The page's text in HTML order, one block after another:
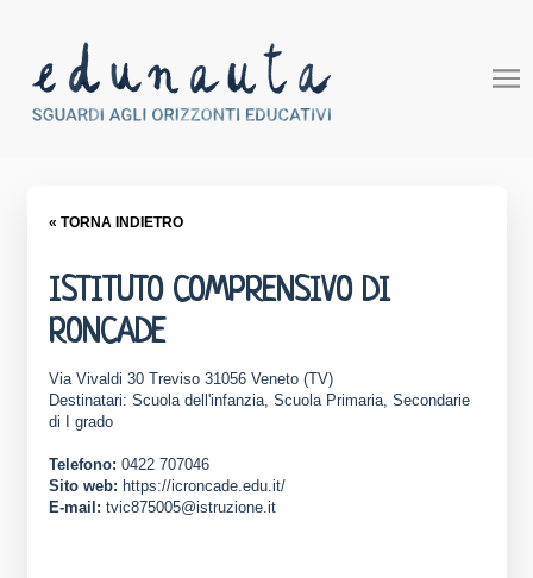
« TORNA INDIETRO
ISTITUTO COMPRENSIVO DI
RONCADE
Via Vivaldi 30 Treviso 31056 Veneto (TV)
Destinatari: Scuola dell'infanzia, Scuola Primaria, Secondarie
di I grado
Telefono: 0422 707046
Sito web: https://icroncade.edu.it/
E-mail: tvic875005@istruzione.it